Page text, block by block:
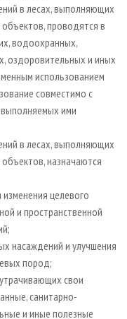
в лесах, выполняющих
проводятся в
водоохранных,
оздоровительных и иных
использованием
совместимо с
ими
в лесах, выполняющих
назначаются
целевого
и пространственной
насаждений и улучшения
пород;
свои
санитарно-
и иные полезные